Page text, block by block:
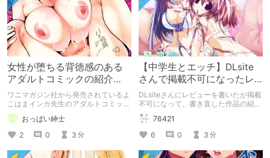
女性が堕ちる背徳感のある
アダルトコミックの紹介
【よこはまインカ】
ワニマガジン社から発売されているよ
こはまインカ先生のアダルトコミック
「女教師が堕ちた理由【デジタル特装
版】」の紹介です
おっぱい紳士
2
0 3 分
【中学生とエッチ】DLsite
さんで掲載不可になったレ
ビュー
DLsiteさんにレビューを書いたが掲載
不可になって、書き直した作品の紹
介。 ※この記事は文字数は1000文字
程度のオススメ作品レビューとして書
いた記事です。
76421
6
0 3 分